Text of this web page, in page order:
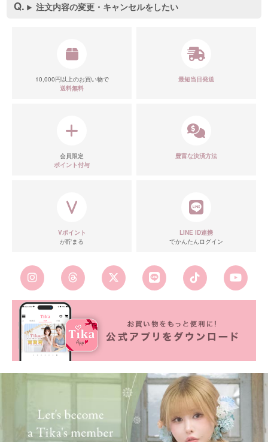
注文内容の変更・キャンセルをしたい
10,000円以上のお買い物で
送料無料
最短当日発送
会員限定
ポイント付与
豊富な決済方法
Vポイント
が貯まる
LINE ID連携
でかんたんログイン